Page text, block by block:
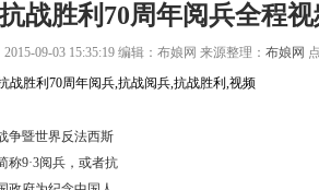
抗战胜利70周年阅兵全程
2015-09-03 15:35:19 编辑：布娘网 来源整理： 布娘网
战胜利70周年阅兵,抗战阅兵,抗战胜利,视频
争暨世界反法西斯
称9·3阅兵，或者抗